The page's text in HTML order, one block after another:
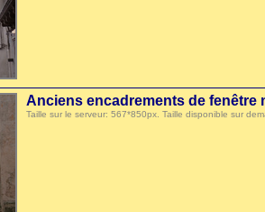
Anciens encadrements de fenêtre
Taille sur le serveur: 567*850px. Taille disponible sur